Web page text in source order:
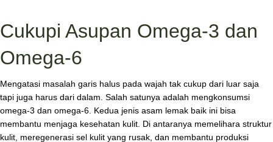
Cukupi Asupan Omega-3 dan
Omega-6
Mengatasi masalah garis halus pada wajah tak cukup dari luar saja
tapi juga harus dari dalam. Salah satunya adalah mengkonsumsi
omega-3 dan omega-6. Kedua jenis asam lemak baik ini bisa
membantu menjaga kesehatan kulit. Di antaranya memelihara struktur
kulit, meregenerasi sel kulit yang rusak, dan membantu produksi